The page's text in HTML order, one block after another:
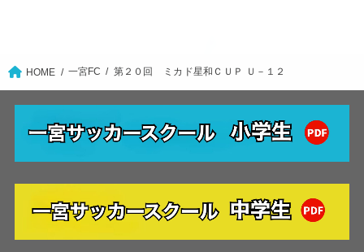
HOME 一宮FC 第２０回 ミカド星和ＣＵＰ Ｕ－１２